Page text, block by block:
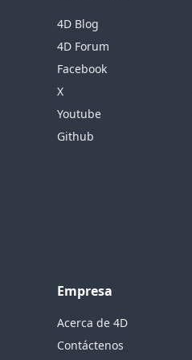
4D Blog
4D Forum
Facebook
X
Youtube
Github
Empresa
Acerca de 4D
Contáctenos